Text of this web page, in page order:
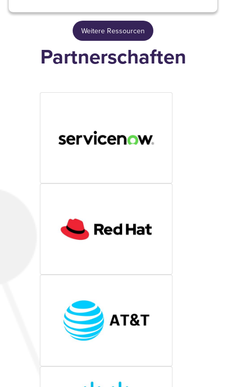
Weitere Ressourcen
Partnerschaften